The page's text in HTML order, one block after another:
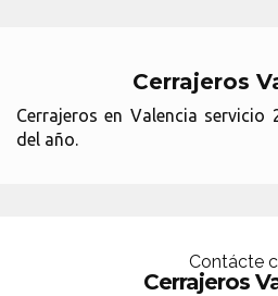
Cerrajeros
Cerrajeros en Valencia
del año.
Contácte
Cerrajeros